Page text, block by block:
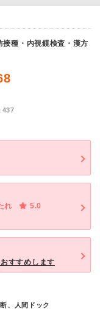
種・内視鏡検査・漢方
437
れ
5.0
すすめします
、人間ドック